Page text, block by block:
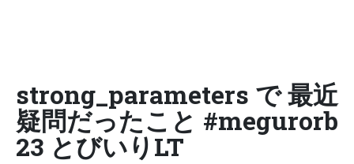
strong_parameters で 最近
疑問だったこと #megurorb
23 とびいりLT